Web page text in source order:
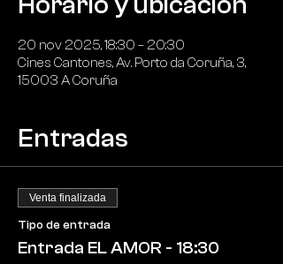
20 nov 2025, 18:30 – 20:30
Cines Cantones, Av. Porto da Coruña, 3,
15003 A Coruña
Entradas
Venta finalizada
Tipo de entrada
Entrada EL AMOR - 18:30